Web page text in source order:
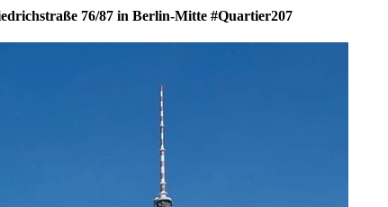
76/87 in Berlin-Mitte #Quartier207